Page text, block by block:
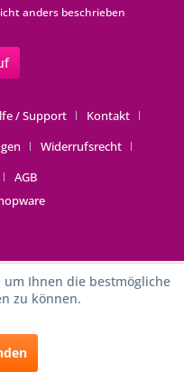
anders beschrieben
/ Support
Kontakt
Widerrufsrecht
AGB
um Ihnen die bestmögliche
zu können.